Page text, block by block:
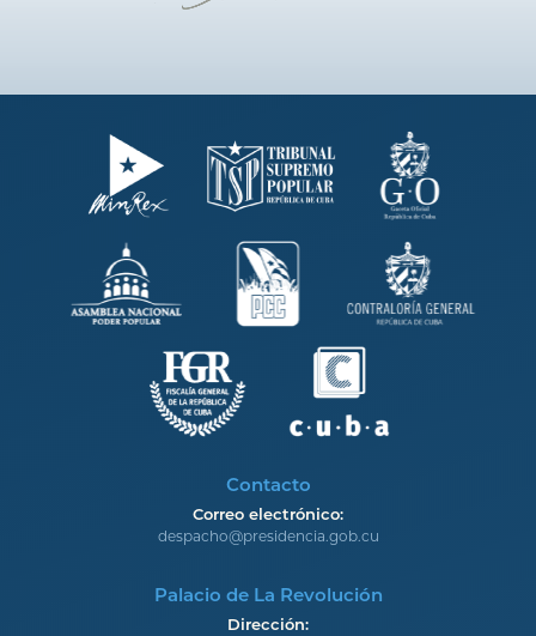
Contacto
Correo electrónico:
despacho@presidencia.gob.cu
Palacio de La Revolución
Dirección: